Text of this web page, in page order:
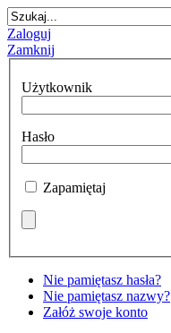
Zaloguj
Zamknij
Użytkownik
Hasło
Zapamiętaj
Nie pamiętasz hasła?
Nie pamiętasz nazwy?
Załóż swoje konto